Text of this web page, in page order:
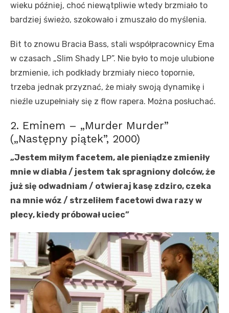
wieku później, choć niewątpliwie wtedy brzmiało to
bardziej świeżo, szokowało i zmuszało do myślenia.
Bit to znowu Bracia Bass, stali współpracownicy Ema
w czasach „Slim Shady LP”. Nie było to moje ulubione
brzmienie, ich podkłady brzmiały nieco topornie,
trzeba jednak przyznać, że miały swoją dynamikę i
nieźle uzupełniały się z flow rapera. Można posłuchać.
2. Eminem – „Murder Murder”
(„Następny piątek”, 2000)
„Jestem miłym facetem, ale pieniądze zmieniły
mnie w diabła / jestem tak spragniony dolców, że
już się odwadniam / otwieraj kasę zdziro, czeka
na mnie wóz / strzeliłem facetowi dwa razy w
plecy, kiedy próbował uciec”